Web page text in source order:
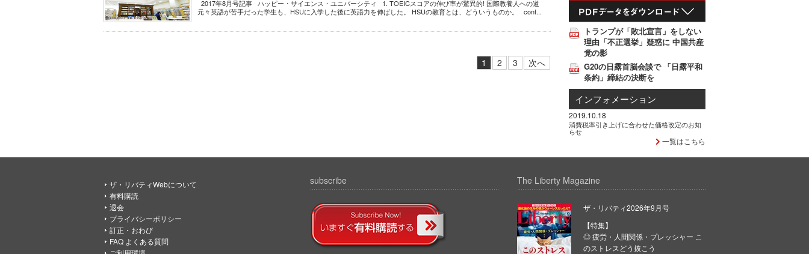
2017年8月号記事 ハッピー・サイエンス・ユニバーシティ 1. TOEICスコアの伸び率が驚異的! 国際教養人への道
元々英語が苦手だった学生も、HSUに入学した後に英語力を伸ばした。 HSUの教育とは、どういうものか。 cont...
1 2 3 次へ
トランプが「敗北宣言」をしない
理由「不正選挙」疑惑に 中国共産
党の影
G20の日露首脳会談で 「日露平和
条約」締結の決断を
インフォメーション
2019.10.18
消費税率引き上げに合わせた価格改定のお知
らせ
一覧はこちら
ザ・リバティWebについて
有料購読
退会
プライバシーポリシー
訂正・おわび
FAQ よくある質問
subscribe The Liberty Magazine
ザ・リバティ2026年9月号
【特集】
◎ 疲労・人間関係・プレッシャー こ
のストレスどう抜こう